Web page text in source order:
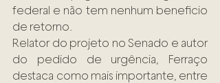
federal e não tem nenhum beneficio
de retorno.
Relator do projeto no Senado e autor
do pedido de urgência, Ferraço
destaca como mais importante, entre